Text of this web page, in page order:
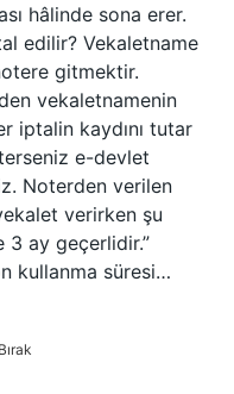
hâlinde sona erer.
edilir? Vekaletname
gitmektir.
vekaletnamenin
iptalin kaydını tutar
e-devlet
Noterden verilen
verirken şu
3 ay geçerlidir.”
kullanma süresi…